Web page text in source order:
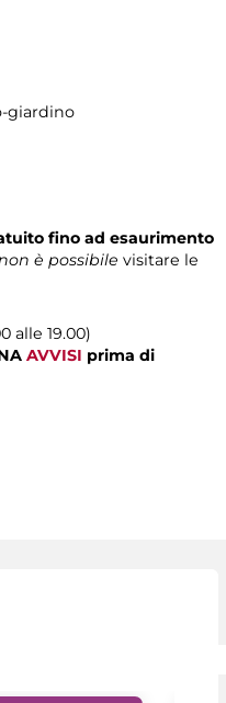
giardino
fino ad esaurimento
è possibile visitare le
alle 19.00)
AVVISI prima di